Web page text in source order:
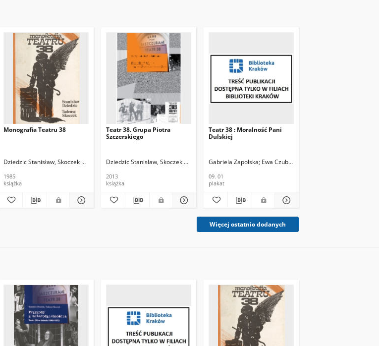
Monografia Teatru 38
Dziedzic Stanisław, Skoczek Tadeusz
1985
książka
Teatr 38. Grupa Piotra
Szczerskiego
Dziedzic Stanisław, Skoczek Tadeusz
2013
książka
Teatr 38 : Moralność Pani
Dulskiej
Gabriela Zapolska Ewa Czuba, Helmut Kajzar
09. 01
plakat
Więcej ostatnio dodanych